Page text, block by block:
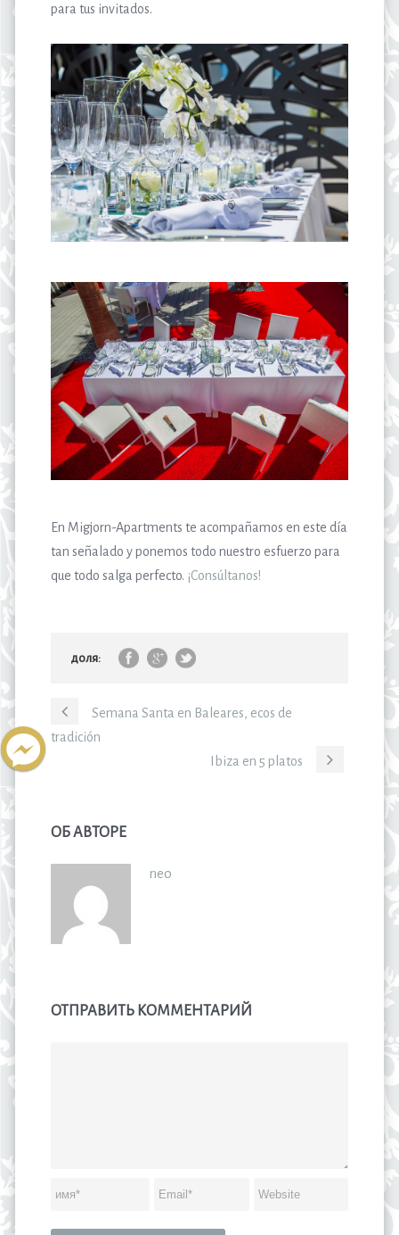
para tus invitados.
En Migjorn-Apartments te acompañamos en este día
tan señalado y ponemos todo nuestro esfuerzo para
que todo salga perfecto. ¡Consúltanos!
доля:
Semana Santa en Baleares, ecos de
tradición
Ibiza en 5 platos
ОБ АВТОРЕ
neo
ОТПРАВИТЬ КОММЕНТАРИЙ